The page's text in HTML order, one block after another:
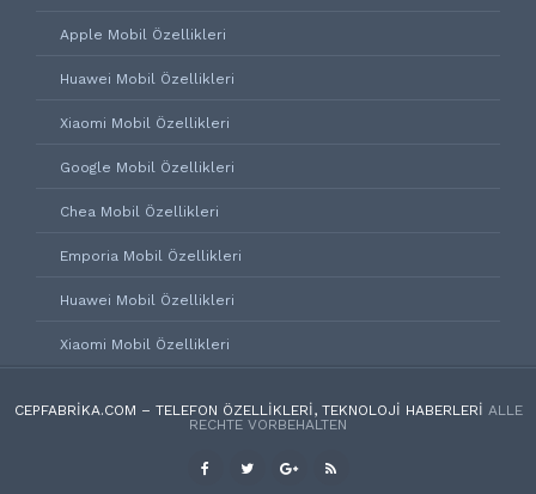
Apple Mobil Özellikleri
Huawei Mobil Özellikleri
Xiaomi Mobil Özellikleri
Google Mobil Özellikleri
Chea Mobil Özellikleri
Emporia Mobil Özellikleri
Huawei Mobil Özellikleri
Xiaomi Mobil Özellikleri
CEPFABRIKA.COM – TELEFON ÖZELLIKLERI, TEKNOLOJI HABERLERI ALLE
RECHTE VORBEHALTEN